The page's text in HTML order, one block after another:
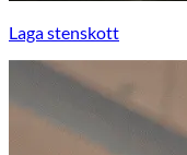
Laga stenskott